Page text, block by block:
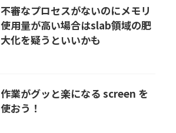
不審なプロセスがないのにメモリ
使用量が高い場合はslab領域の肥
大化を疑うといいかも
作業がグッと楽になる screen を
使おう！